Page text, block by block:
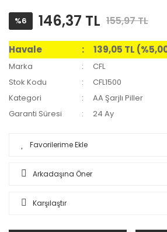
%6 146,37 TL 155,97 TL
Havale 139,05 TL
Marka
CFL
Stok Kodu
CFL1500
Kategori
AA Şarjlı Piller
Garanti Süresi
24 Ay
Arkadaşına Öner
Karşılaştır